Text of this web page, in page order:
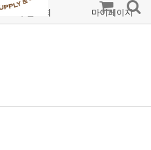
주문조회 마이페이지